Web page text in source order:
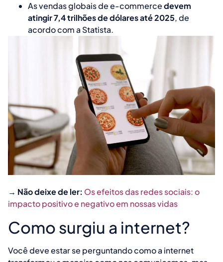
As vendas globais de e-commercedevem
atingir 7,4 trilhões de dólares até 2025, de
acordo com a Statista.
→ Não deixe de ler: Os efeitos das redes sociais: o
impacto positivo e negativo em nossas vidas
Como surgiu a internet?
Você deve estar se perguntando como a internet